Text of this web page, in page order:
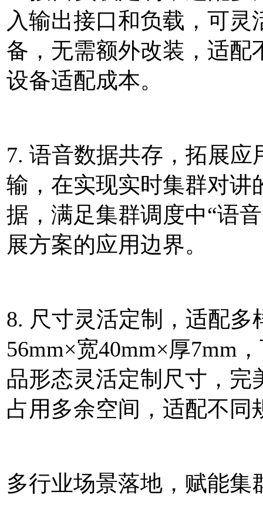
入输出接口和负载，可
备，无需额外改装，适配
设备适配成本。
7. 语音数据共存，拓展
输，在实现实时集群对讲
据，满足集群调度中“语
展方案的应用边界。
8. 尺寸灵活定制，适配
56mm×宽40mm×厚7mm
品形态灵活定制尺寸，完
占用多余空间，适配不同
多行业场景落地，赋能集